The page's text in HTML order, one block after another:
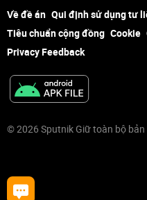
Về đề án Qui định sử dụng tư
Tiêu chuẩn cộng đồng Cookie
Privacy Feedback
© 2026 Sputnik Giữ toàn bộ bản